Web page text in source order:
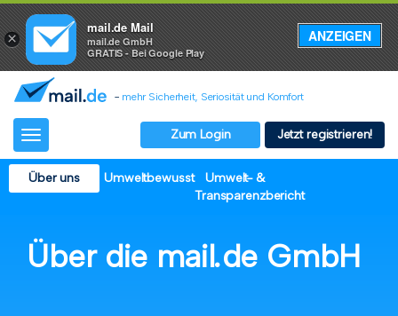
-mehr Sicherheit, Seriosität und Komfort
Zum Login Jetzt registrieren!
Toggle
navigation
Über uns Umweltbewusst
Umwelt- &
Transparenzbericht
Über die mail.de GmbH
×
mail.de Mail
mail.de GmbH
GRATIS - Bei Google Play
ANZEIGEN